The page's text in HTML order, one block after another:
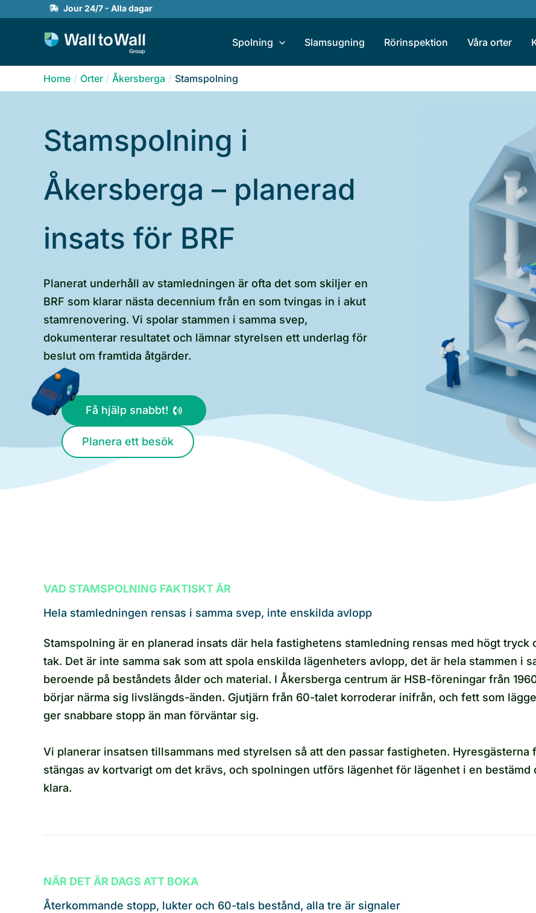
Jour 24/7 - Alla dagar
Spolning Slamsugning Rörinspektion Våra orter
Home Orter Åkersberga Stamspolning
Stamspolning i
Åkersberga – planerad
insats för BRF
Planerat underhåll av stamledningen är ofta det som skiljer en
BRF som klarar nästa decennium från en som tvingas in i akut
stamrenovering. Vi spolar stammen i samma svep,
dokumenterar resultatet och lämnar styrelsen ett underlag för
beslut om framtida åtgärder.
Få hjälp snabbt!
Planera ett besök
VAD STAMSPOLNING FAKTISKT ÄR
Hela stamledningen rensas i samma svep, inte enskilda avlopp
Stamspolning är en planerad insats där hela fastighetens stamledning rensas med högt
tak. Det är inte samma sak som att spola enskilda lägenheters avlopp, det är hela stammen i
beroende på beståndets ålder och material. I Åkersberga centrum är HSB-föreningar från
börjar närma sig livslängds-änden. Gjutjärn från 60-talet korroderar inifrån, och fett som
ger snabbare stopp än man förväntar sig.
Vi planerar insatsen tillsammans med styrelsen så att den passar fastigheten.
stängas av kortvarigt om det krävs, och spolningen utförs lägenhet för lägenhet i en
klara.
NÄR DET ÄR DAGS ATT BOKA
Återkommande stopp, lukter och 60-tals bestånd, alla tre är signaler